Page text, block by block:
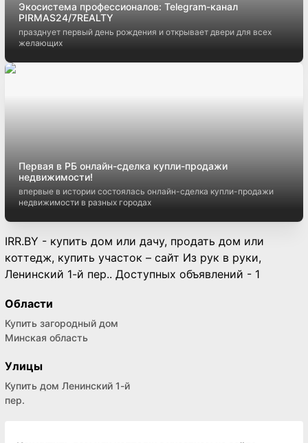
Экосистема профессионалов: Telegram-канал
PIRMAS24/7REALTY
празднует первый день рождения и открывает двери для всех
желающих
Первая в РБ онлайн-сделка купли-продажи
недвижимости!
впервые в истории состоялась онлайн-сделка купли-продажи
недвижимости в разных городах
IRR.BY - купить дом или дачу, продать дом или
коттедж, купить участок – сайт Из рук в руки,
Ленинский 1-й пер.. Доступных объявлений - 1
Области
Купить загородный дом
Минская область
Улицы
Купить дом Ленинский 1-й
пер.